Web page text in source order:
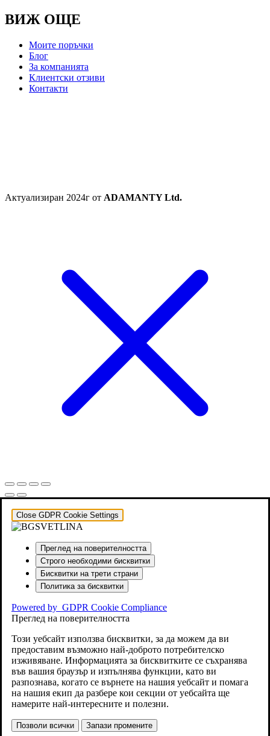
ВИЖ ОЩЕ
Моите поръчки
Блог
За компанията
Клиентски отзиви
Контакти
Актуализиран 2024г от ADAMANTY Ltd.
Close GDPR Cookie Settings
Преглед на поверителността
Строго необходими бисквитки
Бисквитки на трети страни
Политика за бисквитки
Powered by GDPR Cookie Compliance
Преглед на поверителността
Този уебсайт използва бисквитки, за да можем да ви
предоставим възможно най-доброто потребителско
изживяване. Информацията за бисквитките се съхранява
във вашия браузър и изпълнява функции, като ви
разпознава, когато се върнете на нашия уебсайт и помага
на нашия екип да разбере кои секции от уебсайта ще
намерите най-интересните и полезни.
Позволи всички Запази промените